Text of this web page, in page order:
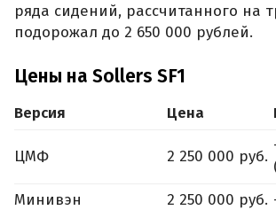
ряда сидений, рассчитанного на
подорожал до 2 650 000 рублей.
Цены на Sollers SF1
Версия Цена
ЦМФ 2 250 000 руб.
Минивэн
2 250 000 руб.